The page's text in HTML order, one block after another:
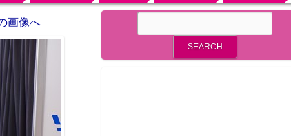
画像へ